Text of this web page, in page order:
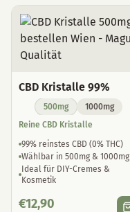
CBD Kristalle 99%
500mg
1000mg
Reine CBD Kristalle
99% reinstes CBD (0% THC)
Wählbar in 500mg & 1000mg
Ideal für DIY-Cremes &
Kosmetik
€12,90